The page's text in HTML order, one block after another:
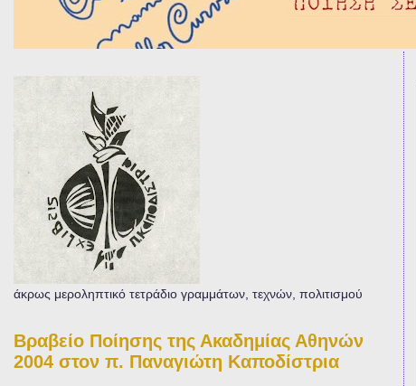
άκρως μεροληπτικό τετράδιο γραμμάτων, τεχνών, πολιτισμού
Βραβείο Ποίησης της Ακαδημίας Αθηνών
2004 στον π. Παναγιώτη Καποδίστρια